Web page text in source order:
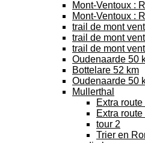
Mont-Ventoux :
Mont-Ventoux :
trail de mont
trail de mont
trail de mont
Oudenaarde 50
Bottelare 52 km
Oudenaarde 50
Mullerthal
Extra route
Extra route
tour 2
Trier en